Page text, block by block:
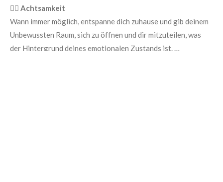
🧘‍♀️ Achtsamkeit
Wann immer möglich, entspanne dich zuhause und gib deinem
Unbewussten Raum, sich zu öffnen und dir mitzuteilen, was
der Hintergrund deines emotionalen Zustands ist. …